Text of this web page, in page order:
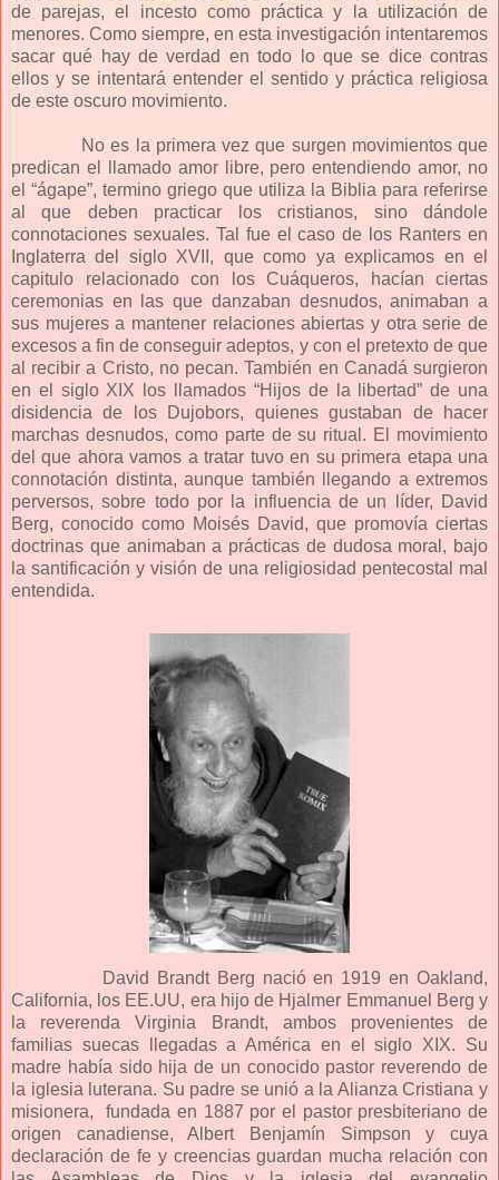
de parejas, el incesto como práctica y la utilización de
menores. Como siempre, en esta investigación intentaremos
sacar qué hay de verdad en todo lo que se dice contras
ellos y se intentará entender el sentido y práctica religiosa
de este oscuro movimiento.
No es la primera vez que surgen movimientos que
predican el llamado amor libre, pero entendiendo amor, no
el “ágape”, termino griego que utiliza la Biblia para referirse
al que deben practicar los cristianos, sino dándole
connotaciones sexuales. Tal fue el caso de los Ranters en
Inglaterra del siglo XVII, que como ya explicamos en el
capitulo relacionado con los Cuáqueros, hacían ciertas
ceremonias en las que danzaban desnudos, animaban a
sus mujeres a mantener relaciones abiertas y otra serie de
excesos a fin de conseguir adeptos, y con el pretexto de que
al recibir a Cristo, no pecan. También en Canadá surgieron
en el siglo XIX los llamados “Hijos de la libertad” de una
disidencia de los Dujobors, quienes gustaban de hacer
marchas desnudos, como parte de su ritual. El movimiento
del que ahora vamos a tratar tuvo en su primera etapa una
connotación distinta, aunque también llegando a extremos
perversos, sobre todo por la influencia de un líder, David
Berg, conocido como Moisés David, que promovía ciertas
doctrinas que animaban a prácticas de dudosa moral, bajo
la santificación y visión de una religiosidad pentecostal mal
entendida.
David Brandt Berg nació en 1919 en Oakland,
California, los EE.UU, era hijo de Hjalmer Emmanuel Berg y
la reverenda Virginia Brandt, ambos provenientes de
familias suecas llegadas a América en el siglo XIX. Su
madre había sido hija de un conocido pastor reverendo de
la iglesia luterana. Su padre se unió a la Alianza Cristiana y
misionera,
fundada en 1887 por el pastor presbiteriano de
origen canadiense, Albert Benjamín Simpson y cuya
declaración de fe y creencias guardan mucha relación con